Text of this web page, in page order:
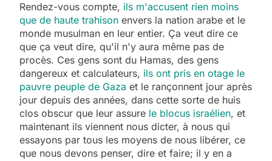
Rendez-vous compte, ils m'accusent rien moins
que de haute trahison envers la nation arabe et le
monde musulman en leur entier. Ça veut dire ce
que ça veut dire, qu'il n'y aura même pas de
procès. Ces gens sont du Hamas, des gens
dangereux et calculateurs, ils ont pris en otage le
pauvre peuple de Gaza et le rançonnent jour après
jour depuis des années, dans cette sorte de huis
clos obscur que leur assure le blocus israélien, et
maintenant ils viennent nous dicter, à nous qui
essayons par tous les moyens de nous libérer, ce
que nous devons penser, dire et faire; il y en a